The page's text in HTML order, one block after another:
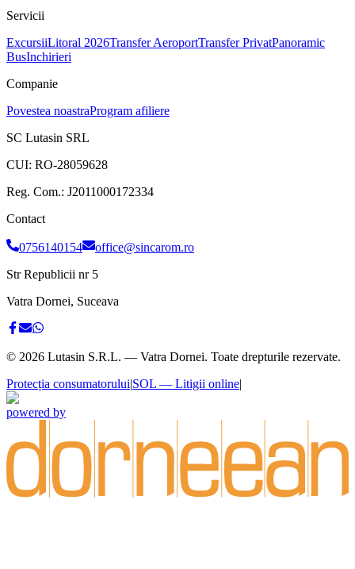
Servicii
ExcursiiLitoral 2026Transfer AeroportTransfer PrivatPanoramic
BusInchirieri
Companie
Povestea noastraProgram afiliere
SC Lutasin SRL
CUI: RO-28059628
Reg. Com.: J2011000172334
Contact
0756140154
office@sincarom.ro
Str Republicii nr 5
Vatra Dornei, Suceava
© 2026 Lutasin S.R.L. — Vatra Dornei. Toate drepturile rezervate.
Protecția consumatorului|SOL — Litigii online|
powered by